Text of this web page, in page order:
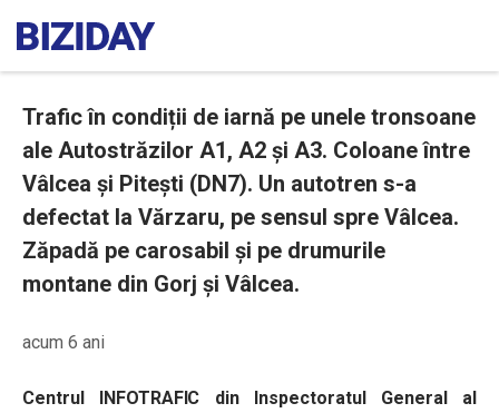
Trafic în condiții de iarnă pe unele tronsoane
ale Autostrăzilor A1, A2 și A3. Coloane între
Vâlcea și Pitești (DN7). Un autotren s-a
defectat la Vărzaru, pe sensul spre Vâlcea.
Zăpadă pe carosabil și pe drumurile
montane din Gorj și Vâlcea.
acum 6 ani
Centrul INFOTRAFIC din Inspectoratul General al